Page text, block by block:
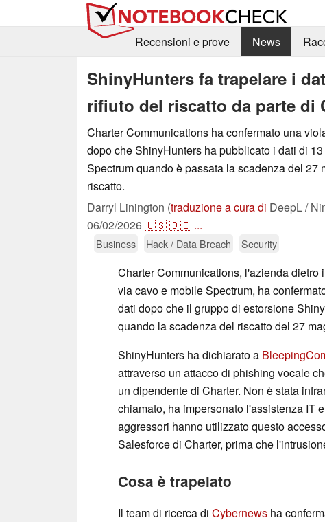
Recensioni e prove
News
ShinyHunters fa trapelare i
rifiuto del riscatto da parte di
Charter Communications ha confermato una
dopo che ShinyHunters ha pubblicato i dati di
Spectrum quando è passata la scadenza del 27
riscatto.
Darryl Linington (traduzione a cura di DeepL /
06/02/2026🇺🇸🇩🇪 ...
Business Hack / Data Breach Security
Charter Communications, l'azienda dietro
via cavo e mobile Spectrum, ha
dati dopo che il gruppo di estorsione
quando la scadenza del riscatto del 27
ShinyHunters ha dichiarato a
attraverso un attacco di phishing vocale
un dipendente di Charter. Non è stata
chiamato, ha impersonato l'assistenza IT
aggressori hanno utilizzato questo
Salesforce di Charter, prima che
Cosa è trapelato
Il team di ricerca di Cybernews ha